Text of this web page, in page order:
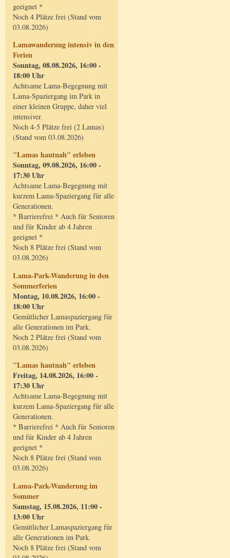
geeignet *
Noch 4 Plätze frei (Stand vom
03.08.2026)
Lamawanderung intensiv in den
Ferien
Sonntag, 08.08.2026, 16:00 -
18:00 Uhr
Achtsame Lama-Begegnung mit
Lama-Spaziergang im Park in
einer kleinen Gruppe, daher viel
intensiver.
Noch 4-5 Plätze frei (2 Lamas)
(Stand vom 03.08.2026)
"Lamas hautnah" erleben
Sonntag, 09.08.2026, 16:00 -
17:30 Uhr
Achtsame Lama-Begegnung mit
kurzem Lama-Spaziergang für alle
Generationen.
* Barrierefrei * Auch für Senioren
und für Kinder ab 4 Jahren
geeignet *
Noch 8 Plätze frei (Stand vom
03.08.2026)
Lama-Park-Wanderung in den
Sommerferien
Montag, 10.08.2026, 16:00 -
18:00 Uhr
Gemütlicher Lamaspaziergang für
alle Generationen im Park.
Noch 2 Plätze frei (Stand vom
03.08.2026)
"Lamas hautnah" erleben
Freitag, 14.08.2026, 16:00 -
17:30 Uhr
Achtsame Lama-Begegnung mit
kurzem Lama-Spaziergang für alle
Generationen.
* Barrierefrei * Auch für Senioren
und für Kinder ab 4 Jahren
geeignet *
Noch 8 Plätze frei (Stand vom
03.08.2026)
Lama-Park-Wanderung im
Sommer
Samstag, 15.08.2026, 11:00 -
13:00 Uhr
Gemütlicher Lamaspaziergang für
alle Generationen im Park.
Noch 8 Plätze frei (Stand vom